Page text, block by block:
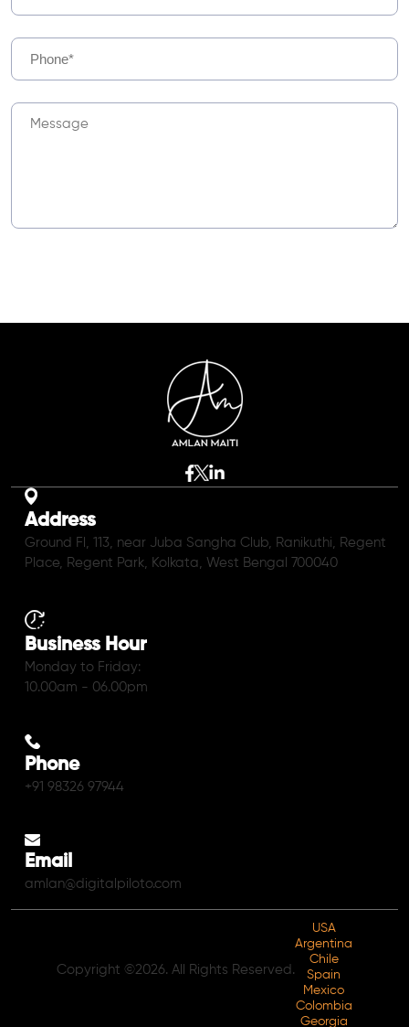
Address
Ground Fl, 113, near Juba Sangha Club, Ranikuthi, Regent
Place, Regent Park, Kolkata, West Bengal 700040
Business Hour
Monday to Friday:
10.00am - 06.00pm
Phone
+91 98326 97944
Email
amlan@digitalpiloto.com
Copyright ©2026. All Rights Reserved.
USA
Argentina
Chile
Spain
Mexico
Colombia
Georgia